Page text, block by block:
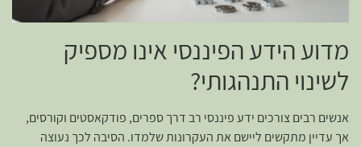
מדוע הידע הפיננסי אינו מספיק
לשינוי התנהגותי?
אנשים רבים צורכים ידע פיננסי רב דרך ספרים, פודקאסטים וקורסים,
אך עדיין מתקשים ליישם את העקרונות שלמדו. הסיבה לכך נעוצה